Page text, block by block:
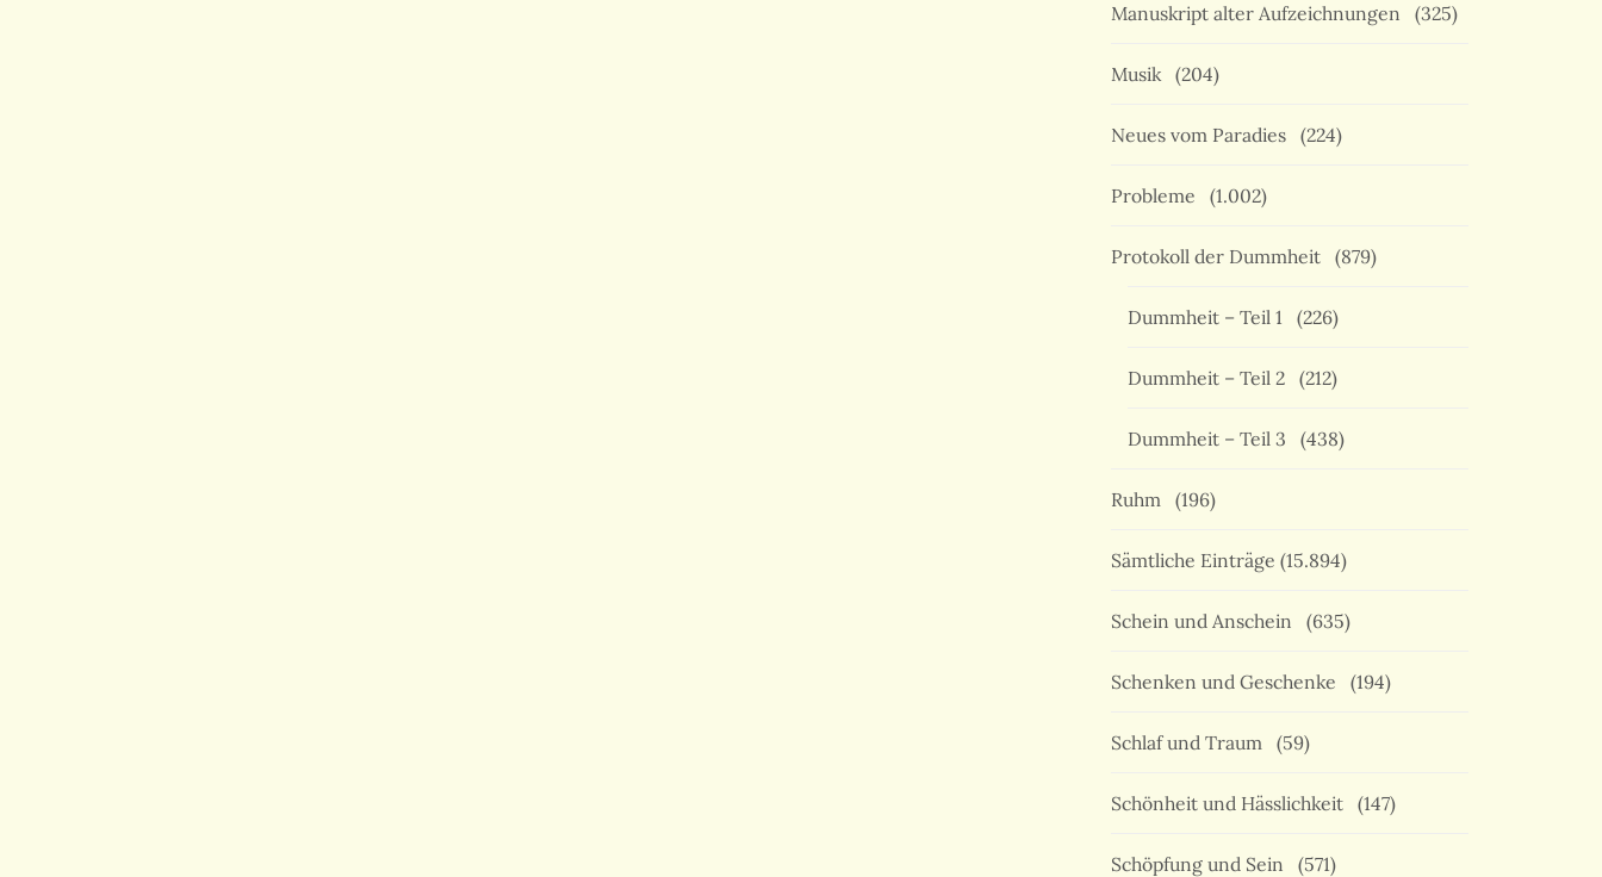
Manuskript alter Aufzeichnungen (325)
Musik (204)
Neues vom Paradies (224)
Probleme (1.002)
Protokoll der Dummheit (879)
Dummheit – Teil 1 (226)
Dummheit – Teil 2 (212)
Dummheit – Teil 3 (438)
Ruhm (196)
Sämtliche Einträge (15.894)
Schein und Anschein (635)
Schenken und Geschenke (194)
Schlaf und Traum (59)
Schönheit und Hässlichkeit (147)
Schöpfung und Sein (571)